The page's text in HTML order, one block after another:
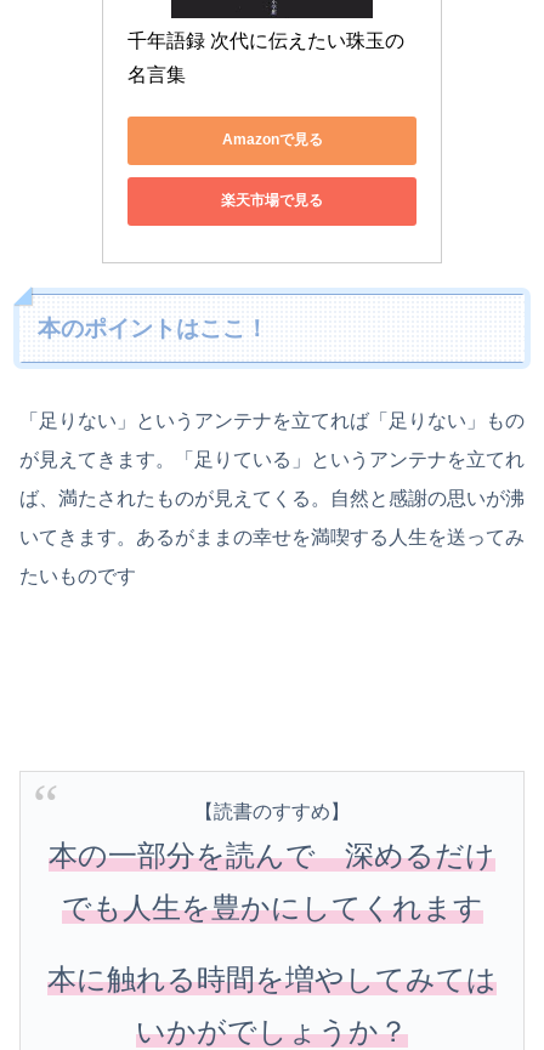
千年語録 次代に伝えたい珠玉の
名言集
Amazonで見る
楽天市場で見る
本のポイントはここ！
「足りない」というアンテナを立てれば「足りない」もの
が見えてきます。「足りている」というアンテナを立てれ
ば、満たされたものが見えてくる。自然と感謝の思いが沸
いてきます。あるがままの幸せを満喫する人生を送ってみ
たいものです
【読書のすすめ】
本の一部分を読んで 深めるだけ
でも人生を豊かにしてくれます
本に触れる時間を増やしてみては
いかがでしょうか？